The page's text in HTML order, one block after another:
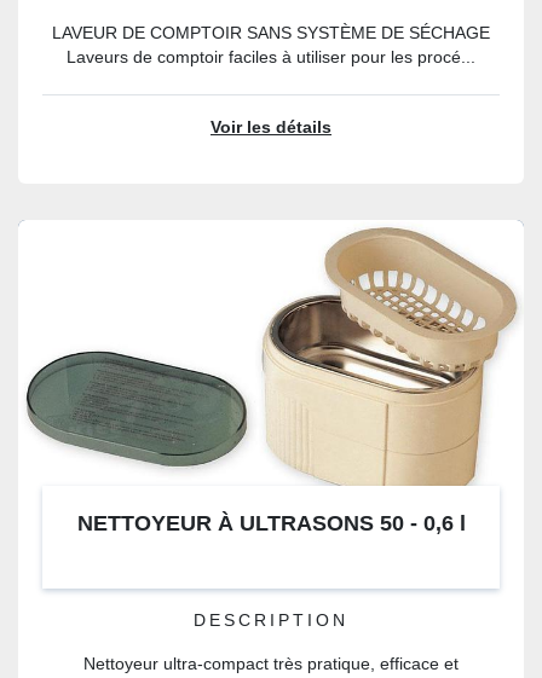
LAVEUR DE COMPTOIR SANS SYSTÈME DE SÉCHAGE
Laveurs de comptoir faciles à utiliser pour les procé...
Voir les détails
NETTOYEUR À ULTRASONS 50 - 0,6 l
DESCRIPTION
Nettoyeur ultra-compact très pratique, efficace et